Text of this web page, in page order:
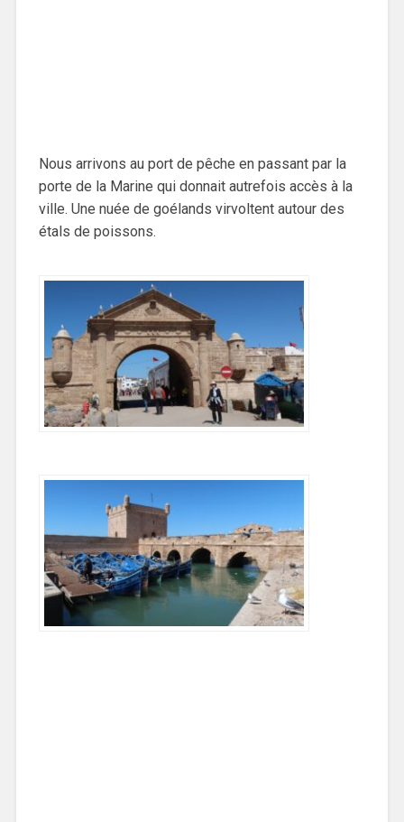
Nous arrivons au port de pêche en passant par la
porte de la Marine qui donnait autrefois accès à la
ville. Une nuée de goélands virvoltent autour des
étals de poissons.